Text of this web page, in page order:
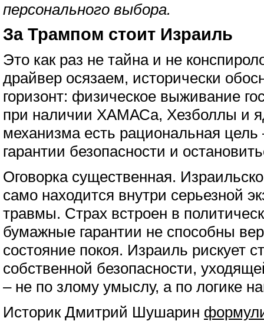
персонального выбора.
За Трампом стоит Израиль
Это как раз не тайна и не
драйвер осязаем, исторически
горизонт: физическое выживание
при наличии ХАМАСа, Хезболлы и
механизма есть рациональная цель
гарантии безопасности и
Оговорка существенная.
само находится внутри серьезной
травмы. Страх встроен в
бумажные гарантии не способны
состояние покоя. Израиль рискует
собственной безопасности,
– не по злому умыслу, а по логике
Историк Дмитрий Шушарин